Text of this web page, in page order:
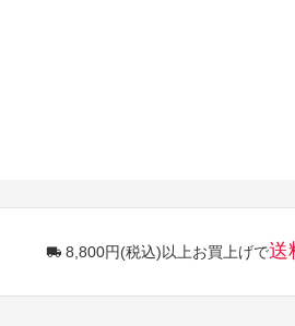
8,800円(税込)以上お買上げで送